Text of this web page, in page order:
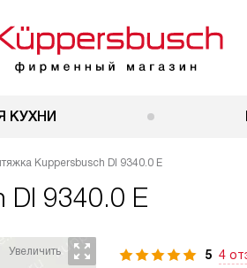
КУХНИ
Kuppersbusch DI 9340.0 E
DI 9340.0 E
5 4